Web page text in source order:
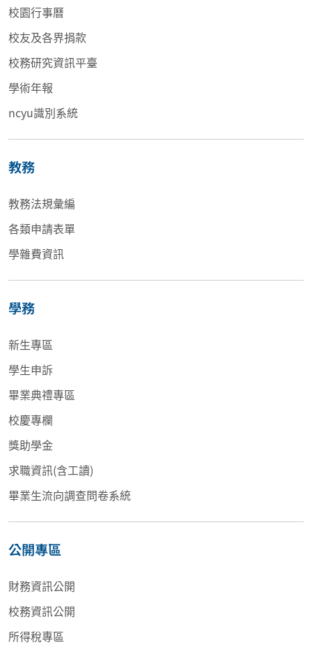
校園行事曆
校友及各界捐款
校務研究資訊平臺
學術年報
ncyu識別系統
教務
教務法規彙編
各類申請表單
學雜費資訊
學務
新生專區
學生申訴
畢業典禮專區
校慶專欄
獎助學金
求職資訊(含工讀)
畢業生流向調查問卷系統
公開專區
財務資訊公開
校務資訊公開
所得稅專區